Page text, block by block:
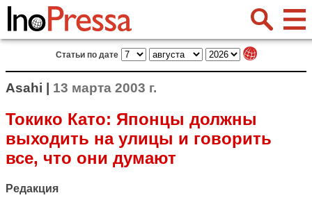
Статьи по дате
Asahi | 13 марта 2003 г.
Токико Като: Японцы должны
выходить на улицы и говорить
все, что они думают
Редакция